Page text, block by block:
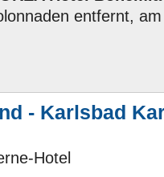
entfernt,
- Karlsbad
Hotel